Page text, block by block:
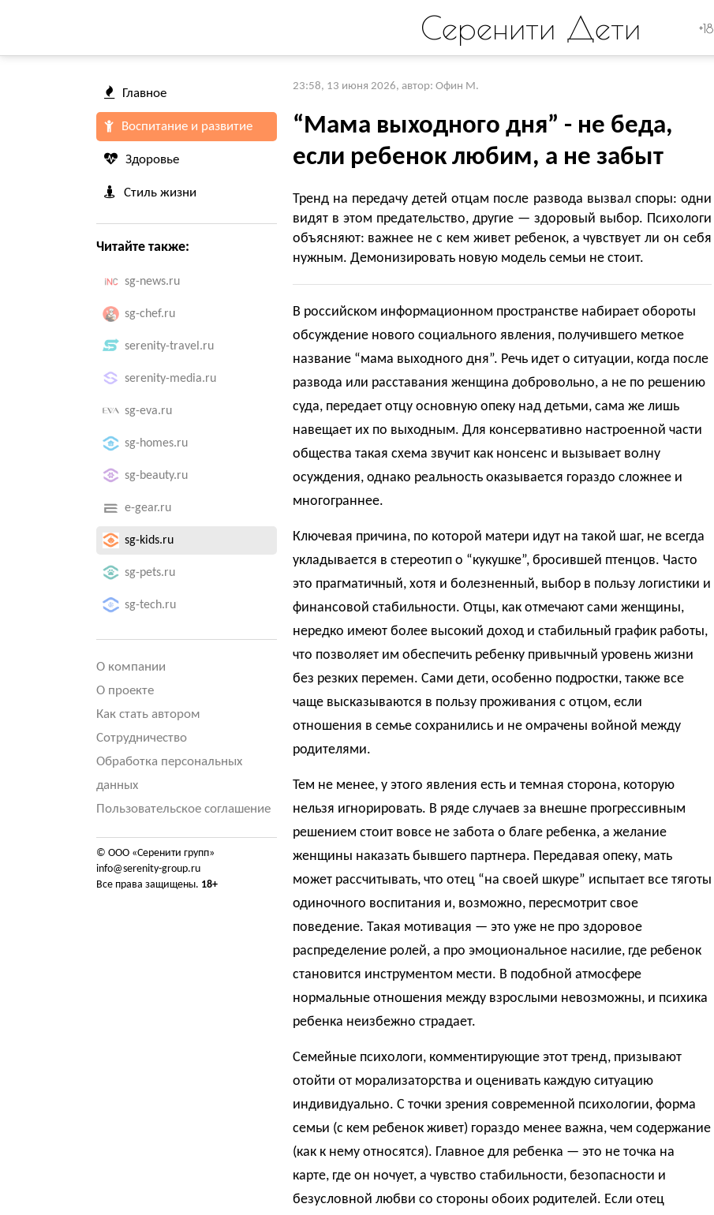
Серенити Дети +18
Главное
Воспитание и развитие
Здоровье
Стиль жизни
Читайте также:
sg-news.ru
sg-chef.ru
serenity-travel.ru
serenity-media.ru
sg-eva.ru
sg-homes.ru
sg-beauty.ru
e-gear.ru
sg-kids.ru
sg-pets.ru
sg-tech.ru
О компании
О проекте
Как стать автором
Сотрудничество
Обработка персональных
данных
Пользовательское соглашение
© ООО «Серенити групп»
info@serenity-group.ru
Все права защищены. 18+
23:58, 13 июня 2026, автор: Офин М.
“Мама выходного дня” - не беда,
если ребенок любим, а не забыт
Тренд на передачу детей отцам после развода вызвал споры: одни
видят в этом предательство, другие — здоровый выбор. Психологи
объясняют: важнее не с кем живет ребенок, а чувствует ли он себя
нужным. Демонизировать новую модель семьи не стоит.
В российском информационном пространстве набирает обороты
обсуждение нового социального явления, получившего меткое
название “мама выходного дня”. Речь идет о ситуации, когда после
развода или расставания женщина добровольно, а не по решению
суда, передает отцу основную опеку над детьми, сама же лишь
навещает их по выходным. Для консервативно настроенной части
общества такая схема звучит как нонсенс и вызывает волну
осуждения, однако реальность оказывается гораздо сложнее и
многограннее.
Ключевая причина, по которой матери идут на такой шаг, не всегда
укладывается в стереотип о “кукушке”, бросившей птенцов. Часто
это прагматичный, хотя и болезненный, выбор в пользу логистики и
финансовой стабильности. Отцы, как отмечают сами женщины,
нередко имеют более высокий доход и стабильный график работы,
что позволяет им обеспечить ребенку привычный уровень жизни
без резких перемен. Сами дети, особенно подростки, также все
чаще высказываются в пользу проживания с отцом, если
отношения в семье сохранились и не омрачены войной между
родителями.
Тем не менее, у этого явления есть и темная сторона, которую
нельзя игнорировать. В ряде случаев за внешне прогрессивным
решением стоит вовсе не забота о благе ребенка, а желание
женщины наказать бывшего партнера. Передавая опеку, мать
может рассчитывать, что отец “на своей шкуре” испытает все тяготы
одиночного воспитания и, возможно, пересмотрит свое
поведение. Такая мотивация — это уже не про здоровое
распределение ролей, а про эмоциональное насилие, где ребенок
становится инструментом мести. В подобной атмосфере
нормальные отношения между взрослыми невозможны, и психика
ребенка неизбежно страдает.
Семейные психологи, комментирующие этот тренд, призывают
отойти от морализаторства и оценивать каждую ситуацию
индивидуально. С точки зрения современной психологии, форма
семьи (с кем ребенок живет) гораздо менее важна, чем содержание
(как к нему относятся). Главное для ребенка — это не точка на
карте, где он ночует, а чувство стабильности, безопасности и
безусловной любви со стороны обоих родителей. Если отец